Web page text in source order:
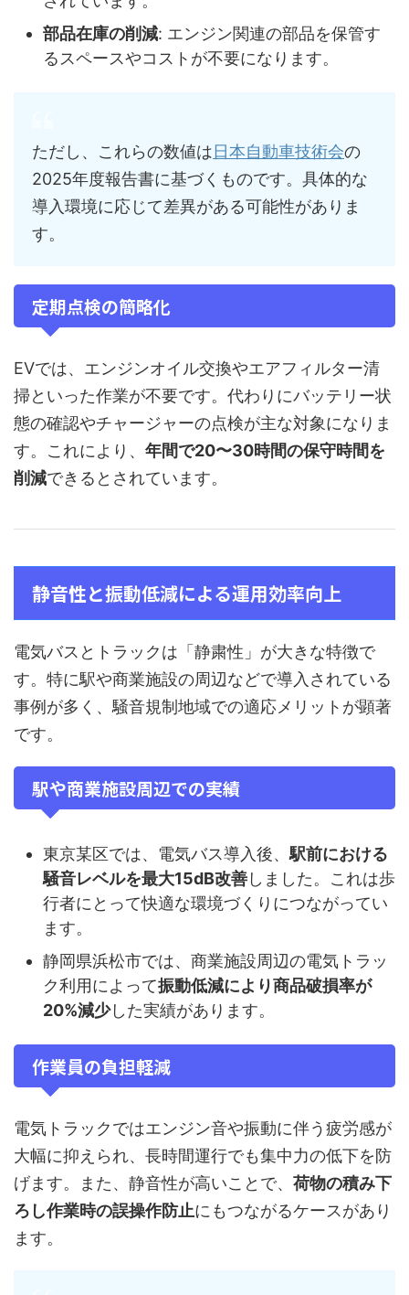
部品在庫の削減: エンジン関連の部品を保管す
るスペースやコストが不要になります。
ただし、これらの数値は日本自動車技術会の
2025年度報告書に基づくものです。具体的な
導入環境に応じて差異がある可能性がありま
す。
定期点検の簡略化
EVでは、エンジンオイル交換やエアフィルター清
掃といった作業が不要です。代わりにバッテリー状
態の確認やチャージャーの点検が主な対象になりま
す。これにより、 年間で20〜30時間の保守時間を
削減できるとされています。
静音性と振動低減による運用効率向上
電気バスとトラックは「静粛性」が大きな特徴で
す。特に駅や商業施設の周辺などで導入されている
事例が多く、騒音規制地域での適応メリットが顕著
です。
駅や商業施設周辺での実績
東京某区では、電気バス導入後、駅前における
騒音レベルを最大15dB改善しました。これは歩
行者にとって快適な環境づくりにつながってい
ます。
静岡県浜松市では、商業施設周辺の電気トラッ
ク利用によって振動低減により商品破損率が
20%減少した実績があります。
作業員の負担軽減
電気トラックではエンジン音や振動に伴う疲労感が
大幅に抑えられ、長時間運行でも集中力の低下を防
げます。また、静音性が高いことで、 荷物の積み下
ろし作業時の誤操作防止にもつながるケースがあり
ます。